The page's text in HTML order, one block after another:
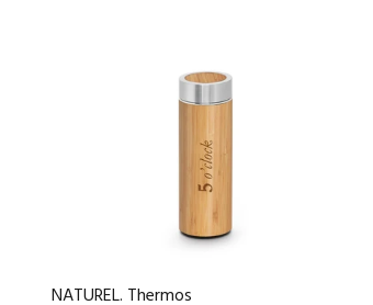
NATUREL. Thermos